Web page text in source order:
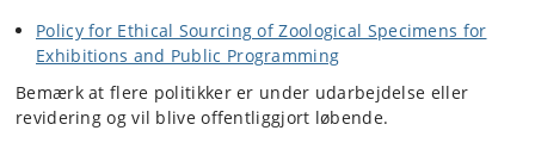
Policy for Ethical Sourcing of Zoological Specimens for
Exhibitions and Public Programming
Bemærk at flere politikker er under udarbejdelse eller
revidering og vil blive offentliggjort løbende.